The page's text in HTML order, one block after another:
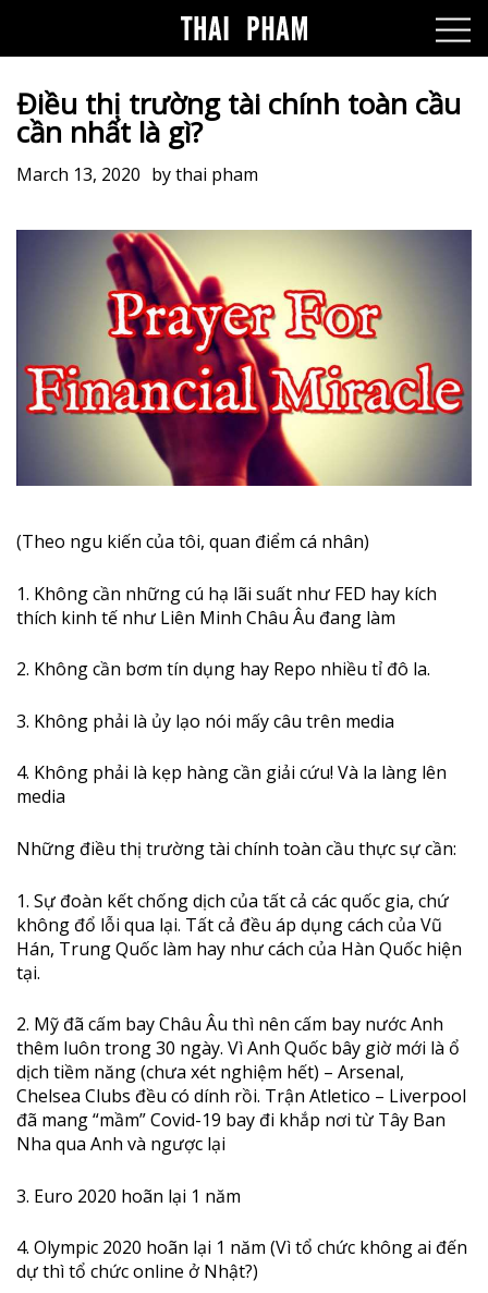
Điều thị trường tài chính toàn cầu
cần nhất là gì?
March 13, 2020 bythai pham
(Theo ngu kiến của tôi, quan điểm cá nhân)
1. Không cần những cú hạ lãi suất như FED hay kích
thích kinh tế như Liên Minh Châu Âu đang làm
2. Không cần bơm tín dụng hay Repo nhiều tỉ đô la.
3. Không phải là ủy lạo nói mấy câu trên media
4. Không phải là kẹp hàng cần giải cứu! Và la làng lên
media
Những điều thị trường tài chính toàn cầu thực sự cần:
1. Sự đoàn kết chống dịch của tất cả các quốc gia, chứ
không đổ lỗi qua lại. Tất cả đều áp dụng cách của Vũ
Hán, Trung Quốc làm hay như cách của Hàn Quốc hiện
tại.
2. Mỹ đã cấm bay Châu Âu thì nên cấm bay nước Anh
thêm luôn trong 30 ngày. Vì Anh Quốc bây giờ mới là ổ
dịch tiềm năng (chưa xét nghiệm hết) – Arsenal,
Chelsea Clubs đều có dính rồi. Trận Atletico – Liverpool
đã mang “mầm” Covid-19 bay đi khắp nơi từ Tây Ban
Nha qua Anh và ngược lại
3. Euro 2020 hoãn lại 1 năm
4. Olympic 2020 hoãn lại 1 năm (Vì tổ chức không ai đến
dự thì tổ chức online ở Nhật?)